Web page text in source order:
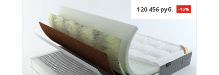
120 456 руб. -15%